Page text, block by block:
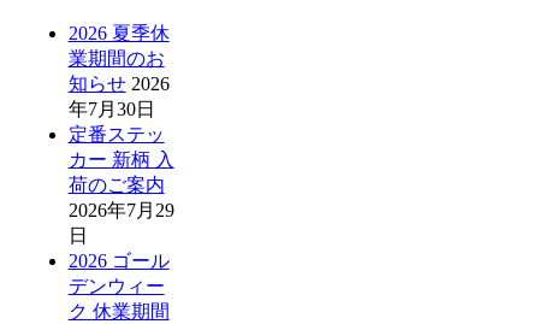
2026 夏季休
業期間のお
知らせ 2026
年7月30日
定番ステッ
カー 新柄 入
荷のご案内
2026年7月29
日
2026 ゴール
デンウィー
ク 休業期間